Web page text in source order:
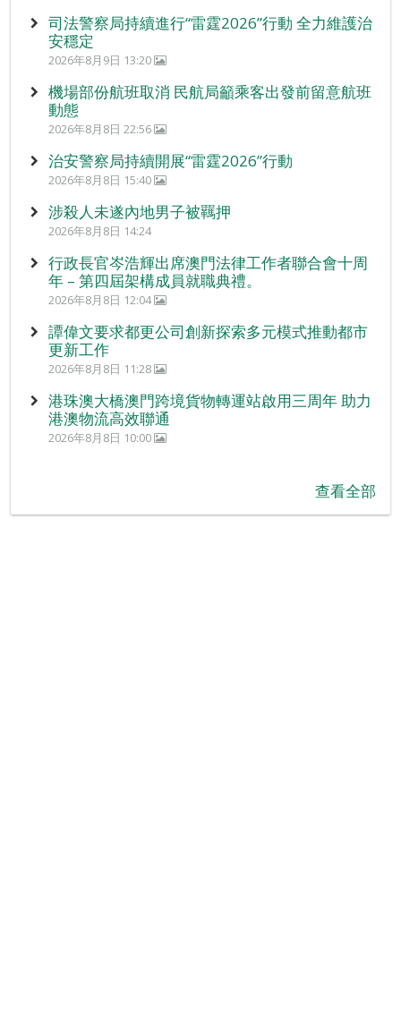
司法警察局持續進行“雷霆2026”行動 全力維護治
安穩定
2026年8月9日 13:20
機場部份航班取消 民航局籲乘客出發前留意航班
動態
2026年8月8日 22:56
治安警察局持續開展“雷霆2026”行動
2026年8月8日 15:40
涉殺人未遂內地男子被羈押
2026年8月8日 14:24
行政長官岑浩輝出席澳門法律工作者聯合會十周
年 – 第四屆架構成員就職典禮。
2026年8月8日 12:04
譚偉文要求都更公司創新探索多元模式推動都市
更新工作
2026年8月8日 11:28
港珠澳大橋澳門跨境貨物轉運站啟用三周年 助力
港澳物流高效聯通
2026年8月8日 10:00
查看全部